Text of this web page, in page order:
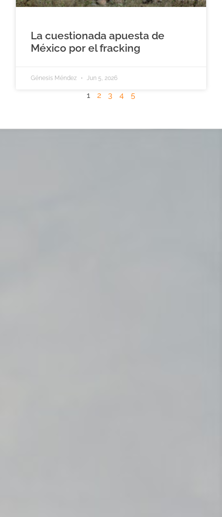
La cuestionada apuesta de
México por el fracking
Génesis Méndez Jun 5, 2026
1 2 3 4 5